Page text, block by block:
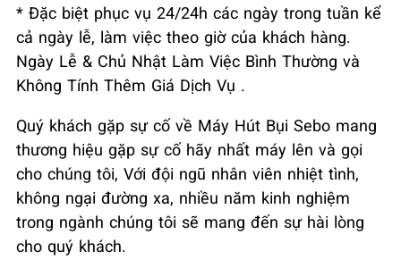
* Đặc biệt phục vụ 24/24h các ngày trong tuần kể
cả ngày lễ, làm việc theo giờ của khách hàng.
Ngày Lễ & Chủ Nhật Làm Việc Bình Thường và
Không Tính Thêm Giá Dịch Vụ .
Quý khách gặp sự cố về Máy Hút Bụi Sebo mang
thương hiệu gặp sự cố hãy nhất máy lên và gọi
cho chúng tôi, Với đội ngũ nhân viên nhiệt tình,
không ngại đường xa, nhiều năm kinh nghiệm
trong ngành chúng tôi sẽ mang đến sự hài lòng
cho quý khách.